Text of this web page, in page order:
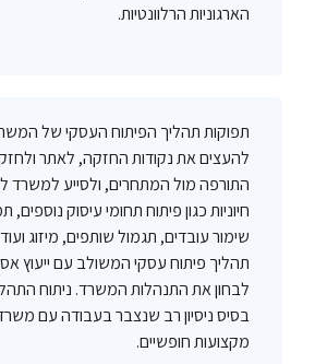
הארגוניות הרלוונטיות.
תפוקות תהליך הפיתוח העסקי של
להעצים את נקודות החזקה, לאתר
התורפה מול המתחרים, ולסייע למשרד
חיוניות כגון פיתוח תחומי עיסוק נוספים,
שימור עובדים, תגמול שותפים, מיזוג
תהליך פיתוח עסקי המשולב עם ייעוץ
לבחון את התנהלות המשרד. ניתוח
בסיס ניסיון רב שנצבר בעבודה עם משרדי
מקצועות חופשיים.